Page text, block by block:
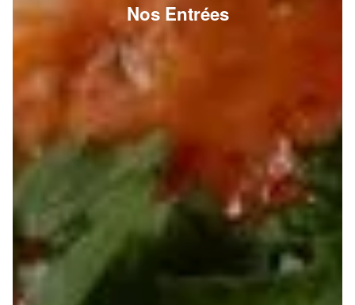
Nos Entrées